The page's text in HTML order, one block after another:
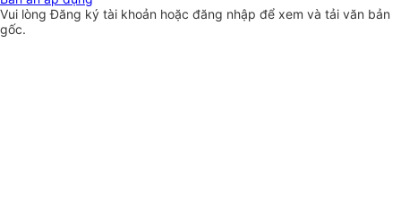
Vui lòngĐăng ký tài khoản hoặc đăng nhập để xem và tải văn bản
gốc.